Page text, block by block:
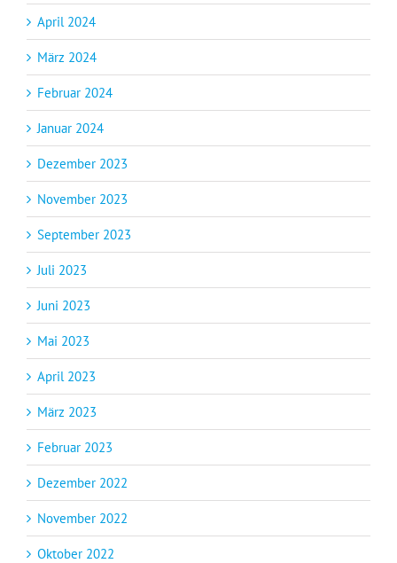
April 2024
März 2024
Februar 2024
Januar 2024
Dezember 2023
November 2023
September 2023
Juli 2023
Juni 2023
Mai 2023
April 2023
März 2023
Februar 2023
Dezember 2022
November 2022
Oktober 2022